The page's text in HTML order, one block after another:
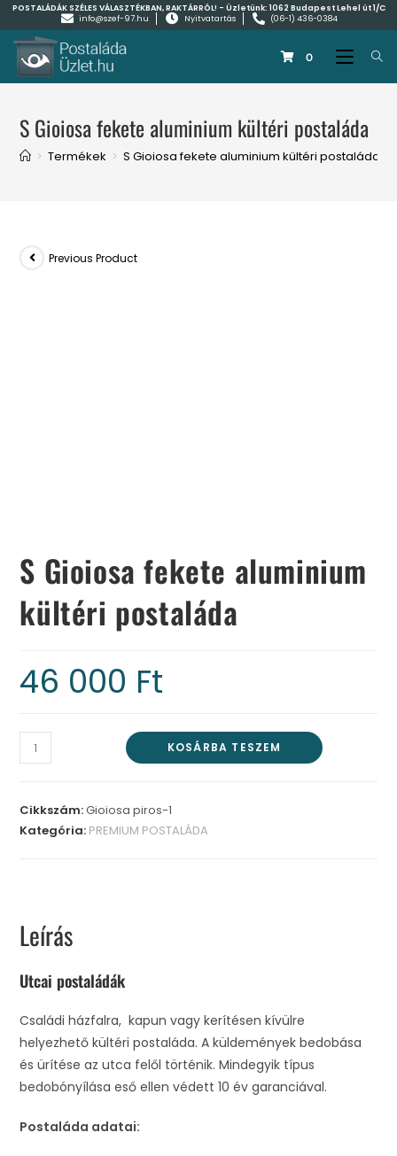
POSTALÁDÁK SZÉLES VÁLASZTÉKBAN, RAKTÁRRÓL! - Üzletünk: 1062 Budapest Lehel út 1/C
info@szef-97.hu
Nyitvatartás (06-1) 436-0384
0
S Gioiosa fekete aluminium kültéri postaláda
> Termékek > S Gioiosa fekete aluminium kültéri postaláda
Previous Product
S Gioiosa fekete aluminium
kültéri postaláda
46 000 Ft
KOSÁRBA TESZEM
Cikkszám:Gioiosa piros-1
Kategória: PREMIUM POSTALÁDA
Leírás
Utcai postaládák
Családi házfalra, kapun vagy kerítésen kívülre
helyezhető kültéri postaláda. A küldemények bedobása
és ürítése az utca felől történik. Mindegyik típus
bedobónyílása eső ellen védett 10 év garanciával.
Postaláda adatai: